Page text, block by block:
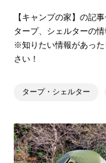
【キャンプの家】の記
タープ、シェルターの情
※知りたい情報があっ
さい！
タープ・シェルター